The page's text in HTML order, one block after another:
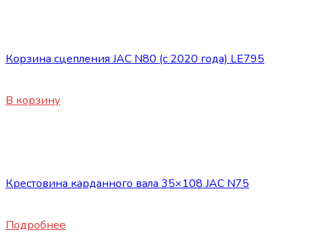
Корзина сцепления JAC N80 (с 2020 года) LE795
В корзину
Крестовина карданного вала 35×108 JAC N75
Подробнее